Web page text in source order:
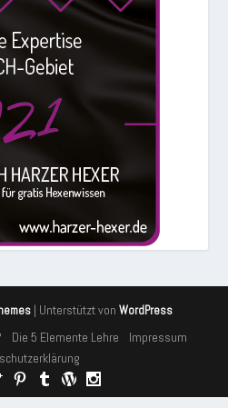
| Unterstützt von WordPress
Die 5 Elemente Lehre
Impressum